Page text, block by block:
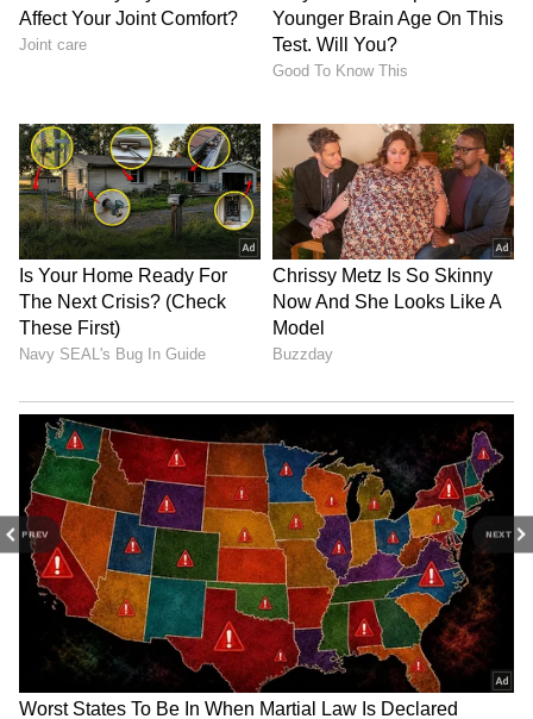
PREV NEXT
ಇಂಥಾ ಆಪ್ಟಿಕಲ್ ಇಲ್ಯೂಶನ್ ಫೋಟೋಸ್ ಆಗಾಗ ವೈರಲ್
ಅಗುತ್ತಲೇ ಇರುತ್ತವೆ. ಅಂಥಹದ್ದೇ ಗೊಂದಲಮಯವಾದ
ಪೋಟೋವೊಂದು ಸದ್ಯ ಸೋಷಿಯಲ್ ಮೀಡಿಯಾದಲ್ಲಿ
ತಿಳಿದುಕೊಳ್ಳಲು ಈ ಆಪ್ಟಿಕಲ್ ಭ್ರಮೆಯನ್ನು ಪ್ರಯತ್ನಿಸಿ.